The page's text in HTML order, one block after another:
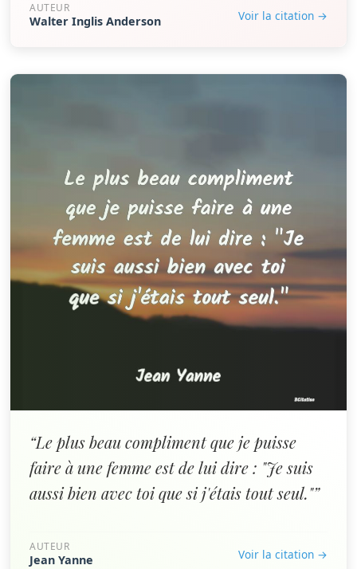
AUTEUR
Walter Inglis Anderson Voir la citation →
“Le plus beau compliment que je puisse
faire à une femme est de lui dire : "Je suis
aussi bien avec toi que si j'étais tout seul."”
AUTEUR
Jean Yanne Voir la citation →